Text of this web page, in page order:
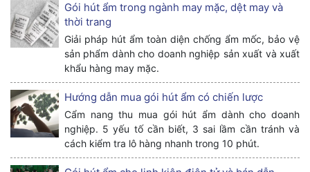
Gói hút ẩm trong ngành may mặc, dệt may và
thời trang
Giải pháp hút ẩm toàn diện chống ẩm mốc, bảo vệ
sản phẩm dành cho doanh nghiệp sản xuất và xuất
khẩu hàng may mặc.
Hướng dẫn mua gói hút ẩm có chiến lược
Cẩm nang thu mua gói hút ẩm dành cho doanh
nghiệp. 5 yếu tố cần biết, 3 sai lầm cần tránh và
cách kiểm tra lô hàng nhanh trong 10 phút.